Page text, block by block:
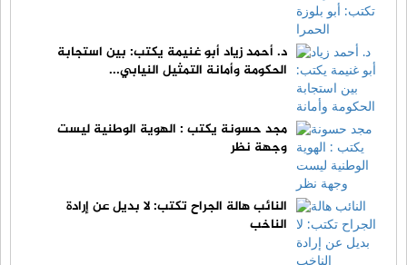
د. أحمد زياد أبو غنيمة يكتب: بين استجابة
الحكومة وأمانة التمثيل النيابي...
مجد حسونة يكتب : الهوية الوطنية ليست
وجهة نظر
النائب هالة الجراح تكتب: لا بديل عن إرادة
الناخب